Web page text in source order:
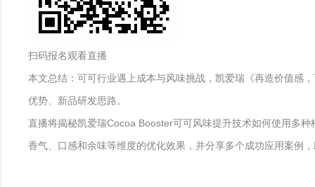
扫码报名观看直播
本文总结：可可行业遇上成本与风味挑战，凯爱瑞《再造价值感
优势、新品研发思路。
直播将揭秘凯爱瑞Cocoa Booster可可风味提升技术如何使用多
香气、口感和余味等维度的优化效果，并分享多个成功应用案例